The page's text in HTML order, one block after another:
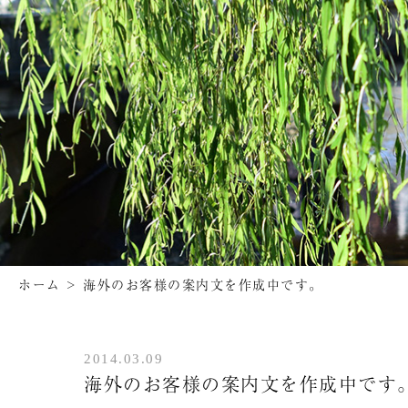
ホーム > 海外のお客様の案内文を作成中です。
2014.03.09
海外のお客様の案内文を作成中です